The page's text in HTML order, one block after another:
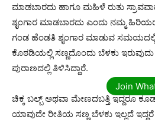
ಮಾಡಬಾರದು ಹಾಗೂ ಮಹಿಳೆ ರುತು
ಶೃಂಗಾರ ಮಾಡಬಾರದು ಎಂದು ನಮ್ಮ
ಗಂಡ ಹೆಂಡತಿ ಶೃಂಗಾರ ಮಾಡುವ
ಕೊಠಡಿಯಲ್ಲಿ ಸಣ್ಣದೊಂದು ಬೆಳಕು ಇರುವುದು
ಪುರಾಣದಲ್ಲಿ ತಿಳಿಸಿದ್ದಾರೆ.
ಚಿಕ್ಕ ಬಲ್ಬ್ ಅಥವಾ ಮೇಣದಬತ್ತಿ ಇದ್ದರೂ
ಯಾವುದೇ ರೀತಿಯ ಸಣ್ಣ ಬೆಳಕು ಇಲ್ಲದೆ